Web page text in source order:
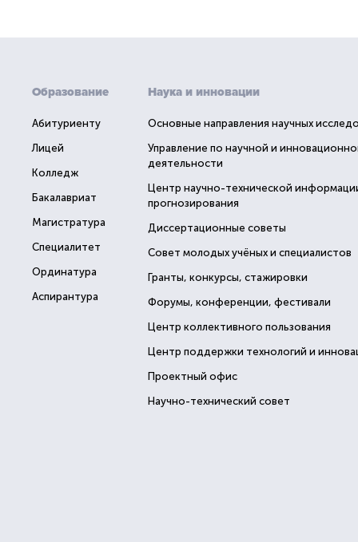
Образование
Абитуриенту
Лицей
Колледж
Бакалавриат
Магистратура
Специалитет
Ординатура
Аспирантура
Наука и инновации
Основные направления научных
Управление по научной и
деятельности
Центр научно-технической
прогнозирования
Диссертационные советы
Совет молодых учёных и специалистов
Гранты, конкурсы, стажировки
Форумы, конференции, фестивали
Центр коллективного пользования
Центр поддержки технологий и
Проектный офис
Научно-технический совет